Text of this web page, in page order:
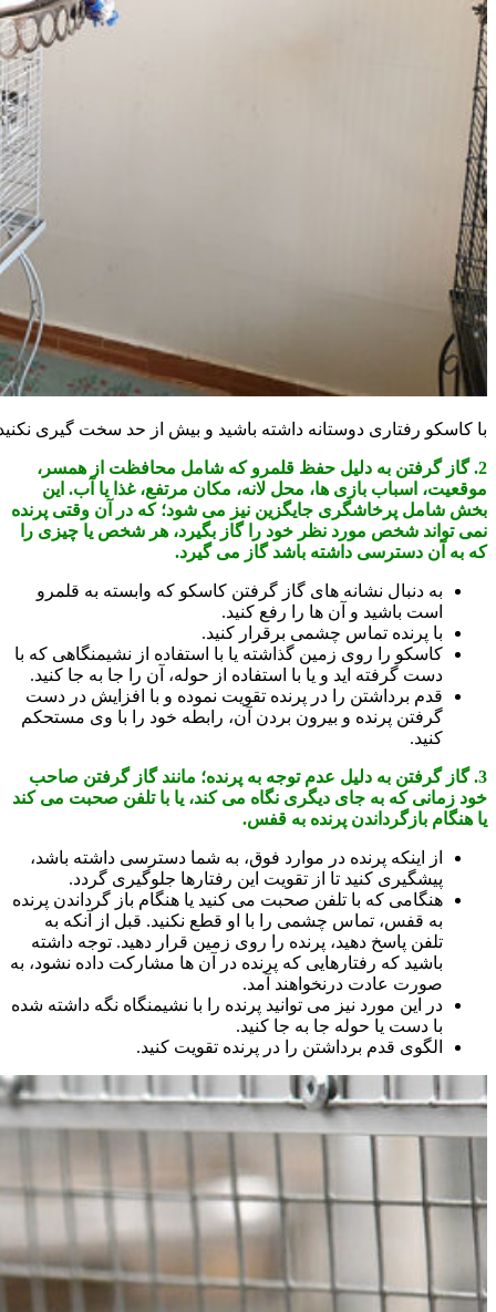
با کاسکو رفتاری دوستانه داشته باشید و بیش از حد سخت گیری
2. گاز گرفتن به دلیل حفظ قلمرو که شامل محافظت از همسر،
موقعیت، اسباب بازی ها، محل لانه، مكان مرتفع، غذا یا آب. این
بخش شامل پرخاشگری جایگزین نیز می شود؛ که در آن وقتی پرنده
نمی تواند شخص مورد نظر خود را گاز بگیرد، هر شخص یا چیزی را
که به آن دسترسی داشته باشد گاز می گیرد.
به دنبال نشانه های گاز گرفتن کاسکو که وابسته به قلمرو
است باشید و آن ها را رفع کنید.
با پرنده تماس چشمی برقرار کنید.
کاسکو را روی زمین گذاشته یا با استفاده از نشیمنگاهی که با
دست گرفته اید و یا با استفاده از حوله، آن را جا به جا کنید.
قدم برداشتن را در پرنده تقویت نموده و با افزایش در دست
گرفتن پرنده و بیرون بردن آن، رابطه خود را با وی مستحکم
کنید.
3. گاز گرفتن به دلیل عدم توجه به پرنده؛ مانند گاز گرفتن صاحب
خود زمانی که به جای دیگری نگاه می کند، یا با تلفن صحبت می کند
یا هنگام بازگرداندن پرنده به قفس.
از اینکه پرنده در موارد فوق، به شما دسترسی داشته باشد،
پیشگیری کنید تا از تقویت این رفتارها جلوگیری گردد.
هنگامی که با تلفن صحبت می کنید یا هنگام باز گرداندن پرنده
به قفس، تماس چشمی را با او قطع نکنید. قبل از آنکه به
تلفن پاسخ دهید، پرنده را روی زمین قرار دهید. توجه داشته
باشید که رفتارهایی که پرنده در آن ها مشارکت داده نشود، به
صورت عادت درنخواهند آمد.
در این مورد نیز می توانید پرنده را با نشیمنگاه نگه داشته شده
با دست یا حوله جا به جا کنید.
الگوی قدم برداشتن را در پرنده تقویت کنید.